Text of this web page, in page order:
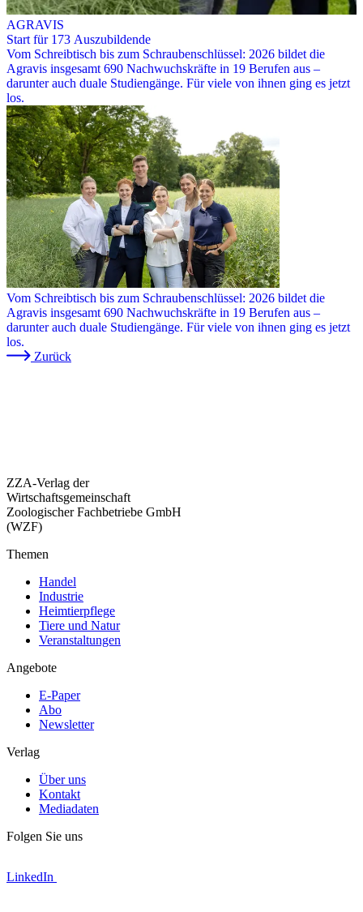
AGRAVIS
Start für 173 Auszubildende
Vom Schreibtisch bis zum Schraubenschlüssel: 2026 bildet die
Agravis insgesamt 690 Nachwuchskräfte in 19 Berufen aus –
darunter auch duale Studiengänge. Für viele von ihnen ging es jetzt
los.
Vom Schreibtisch bis zum Schraubenschlüssel: 2026 bildet die
Agravis insgesamt 690 Nachwuchskräfte in 19 Berufen aus –
darunter auch duale Studiengänge. Für viele von ihnen ging es jetzt
los.
Zurück
ZZA-Verlag der
Wirtschaftsgemeinschaft
Zoologischer Fachbetriebe GmbH
(WZF)
Themen
Handel
Industrie
Heimtierpflege
Tiere und Natur
Veranstaltungen
Angebote
E-Paper
Abo
Newsletter
Verlag
Über uns
Kontakt
Mediadaten
Folgen Sie uns
LinkedIn